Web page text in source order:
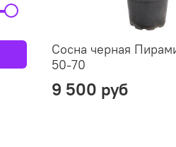
Сосна черная
50-70
9 500 руб